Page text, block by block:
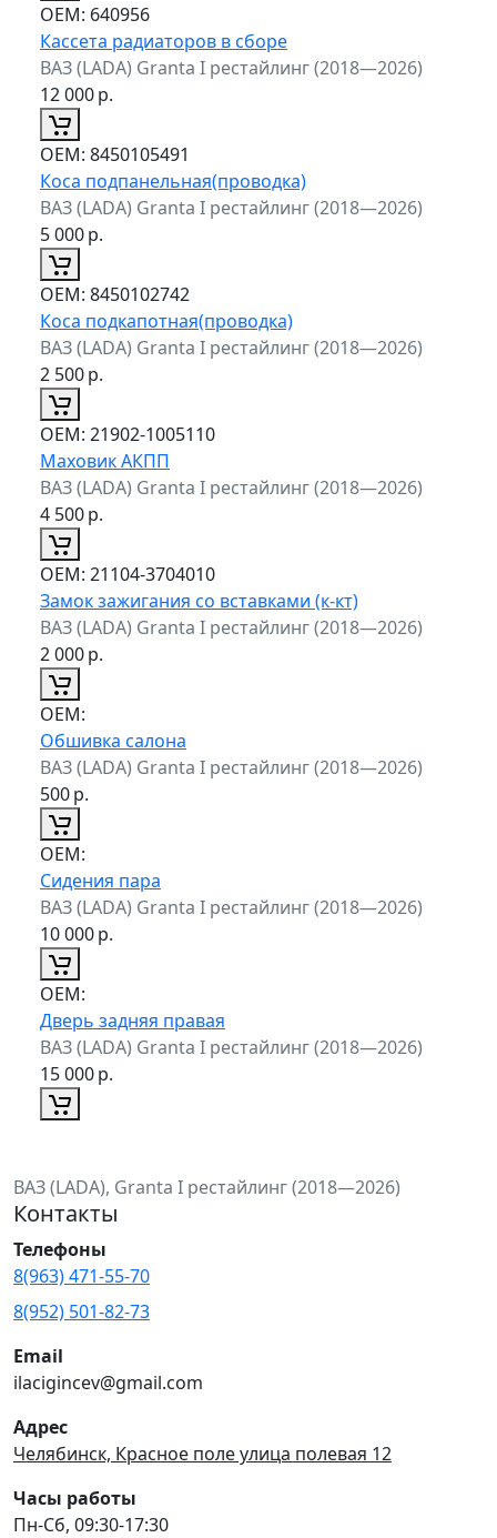
ОЕМ: 640956
Кассета радиаторов в сборе
ВАЗ (LADA) Granta I рестайлинг (2018—2026)
12 000р.
ОЕМ: 8450105491
Коса подпанельная(проводка)
ВАЗ (LADA) Granta I рестайлинг (2018—2026)
5 000р.
ОЕМ: 8450102742
Коса подкапотная(проводка)
ВАЗ (LADA) Granta I рестайлинг (2018—2026)
2 500р.
ОЕМ: 21902-1005110
Маховик АКПП
ВАЗ (LADA) Granta I рестайлинг (2018—2026)
4 500р.
ОЕМ: 21104-3704010
Замок зажигания со вставками (к-кт)
ВАЗ (LADA) Granta I рестайлинг (2018—2026)
2 000р.
ОЕМ:
Обшивка салона
ВАЗ (LADA) Granta I рестайлинг (2018—2026)
500р.
ОЕМ:
Сидения пара
ВАЗ (LADA) Granta I рестайлинг (2018—2026)
10 000р.
ОЕМ:
Дверь задняя правая
ВАЗ (LADA) Granta I рестайлинг (2018—2026)
15 000р.
ВАЗ (LADA), Granta I рестайлинг (2018—2026)
Контакты
Телефоны
8(963) 471-55-70
8(952) 501-82-73
Email
ilacigincev@gmail.com
Адрес
Челябинск, Красное поле улица полевая 12
Часы работы
Пн-Сб, 09:30-17:30